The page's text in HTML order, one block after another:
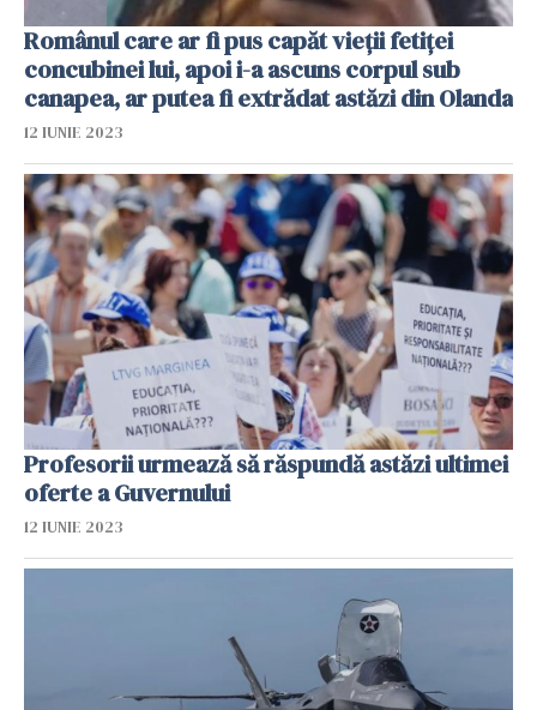
Românul care ar fi pus capăt vieții fetiței
concubinei lui, apoi i-a ascuns corpul sub
canapea, ar putea fi extrădat astăzi din Olanda
12 IUNIE 2023
Profesorii urmează să răspundă astăzi ultimei
oferte a Guvernului
12 IUNIE 2023